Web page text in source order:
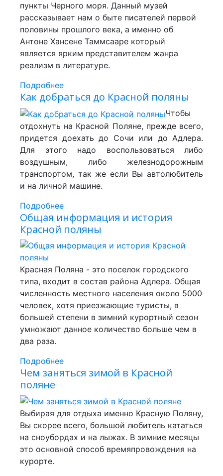
пункты Черного моря. Данный музей
рассказывает нам о быте писателей первой
половины прошлого века, а именно об
Антоне Хансене Таммсааре который
является ярким представителем жанра
реализм в литературе.
Подробнее
Как добраться до Красной поляны
Чтобы
отдохнуть на Красной Поляне, прежде всего,
придется доехать до Сочи или до Адлера.
Для этого надо воспользоваться либо
воздушным, либо железнодорожным
транспортом, так же если Вы автолюбитель
и на личной машине.
Подробнее
Общая информация и история
Красной поляны
Красная Поляна - это поселок городского
типа, входит в состав района Адлера. Общая
численность местного населения около 5000
человек, хотя приезжающие туристы, в
большей степени в зимний курортный сезон
умножают данное количество больше чем в
два раза.
Подробнее
Чем заняться зимой в Красной
поляне
Выбирая для отдыха именно Красную Поляну,
Вы скорее всего, большой любитель кататься
на сноубордах и на лыжах. В зимние месяцы
это основной способ времяпровождения на
курорте.